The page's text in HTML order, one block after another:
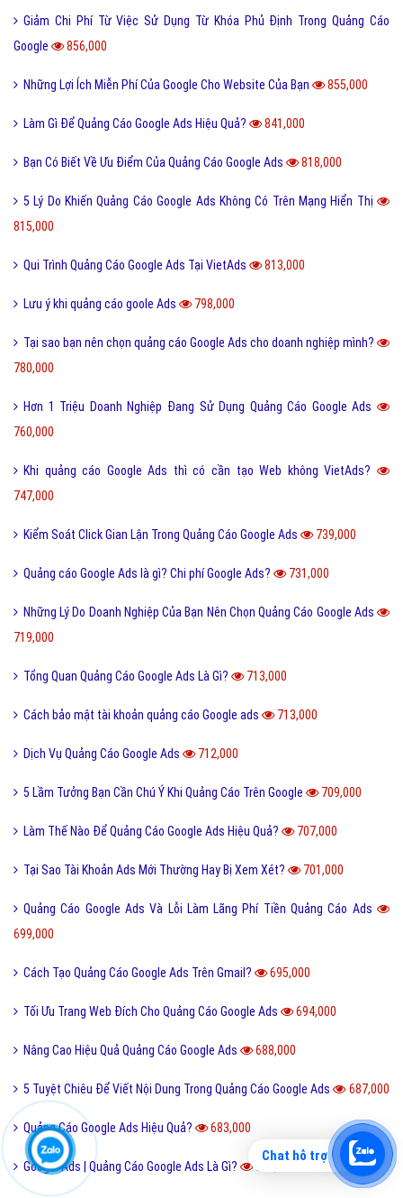
Giảm Chi Phí Từ Việc Sử Dụng Từ Khóa Phủ Định Trong Quảng Cáo
Google
856,000
Những Lợi Ích Miễn Phí Của Google Cho Website Của Bạn 855,000
Làm Gì Để Quảng Cáo Google Ads Hiệu Quả? 841,000
Bạn Có Biết Về Ưu Điểm Của Quảng Cáo Google Ads 818,000
5 Lý Do Khiến Quảng Cáo Google Ads Không Có Trên Mạng Hiển Thị
815,000
Qui Trình Quảng Cáo Google Ads Tại VietAds 813,000
Lưu ý khi quảng cáo goole Ads 798,000
Tại sao bạn nên chọn quảng cáo Google Ads cho doanh nghiệp mình?
780,000
Hơn 1 Triệu Doanh Nghiệp Đang Sử Dụng Quảng Cáo Google Ads
760,000
Khi quảng cáo Google Ads thì có cần tạo Web không VietAds?
747,000
Kiểm Soát Click Gian Lận Trong Quảng Cáo Google Ads 739,000
Quảng cáo Google Ads là gì? Chi phí Google Ads? 731,000
Những Lý Do Doanh Nghiệp Của Bạn Nên Chọn Quảng Cáo Google Ads
719,000
Tổng Quan Quảng Cáo Google Ads Là Gì? 713,000
Cách bảo mật tài khoản quảng cáo Google ads 713,000
Dịch Vụ Quảng Cáo Google Ads 712,000
5 Lầm Tưởng Bạn Cần Chú Ý Khi Quảng Cáo Trên Google 709,000
Làm Thế Nào Để Quảng Cáo Google Ads Hiệu Quả? 707,000
Tại Sao Tài Khoản Ads Mới Thường Hay Bị Xem Xét? 701,000
Quảng Cáo Google Ads Và Lỗi Làm Lãng Phí Tiền Quảng Cáo Ads
699,000
Cách Tạo Quảng Cáo Google Ads Trên Gmail? 695,000
Tối Ưu Trang Web Đích Cho Quảng Cáo Google Ads 694,000
Nâng Cao Hiệu Quả Quảng Cáo Google Ads 688,000
5 Tuyệt Chiêu Để Viết Nội Dung Trong Quảng Cáo Google Ads 687,000
Quảng Cáo Google Ads Hiệu Quả? 683,000
Google Ads | Quảng Cáo Google Ads Là Gì? 679,000
Chat hỗ trợ